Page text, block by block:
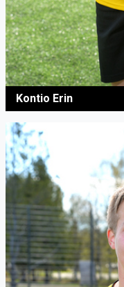
Kontio Erin